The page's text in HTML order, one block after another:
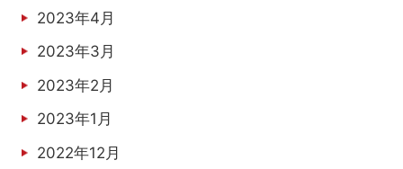
2023年4月
2023年3月
2023年2月
2023年1月
2022年12月